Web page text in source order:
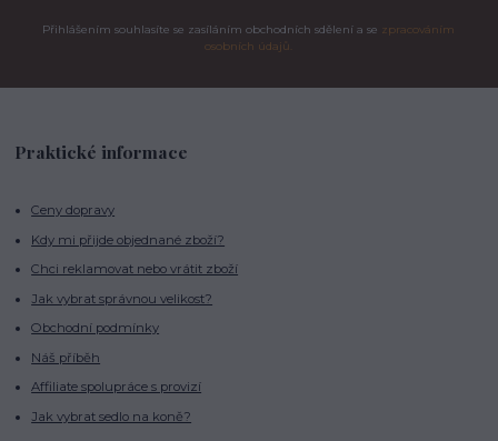
Přihlášením souhlasíte se zasíláním obchodních sdělení a se zpracováním
osobních údajů.
Praktické informace
Ceny dopravy
Kdy mi přijde objednané zboží?
Chci reklamovat nebo vrátit zboží
Jak vybrat správnou velikost?
Obchodní podmínky
Náš příběh
Affiliate spolupráce s provizí
Jak vybrat sedlo na koně?